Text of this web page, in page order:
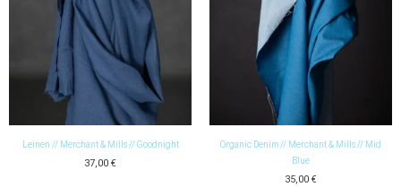
Leinen // Merchant & Mills // Goodnight
37,00 €
Organic Denim // Merchant & Mills // Mid
Blue
35,00 €